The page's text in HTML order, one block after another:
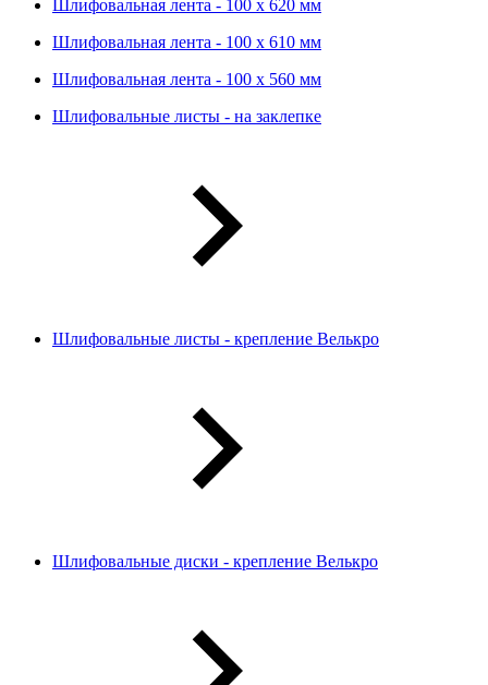
Шлифовальная лента - 100 х 620 мм
Шлифовальная лента - 100 х 610 мм
Шлифовальная лента - 100 х 560 мм
Шлифовальные листы - на заклепке
Шлифовальные листы - крепление Велькро
Шлифовальные диски - крепление Велькро